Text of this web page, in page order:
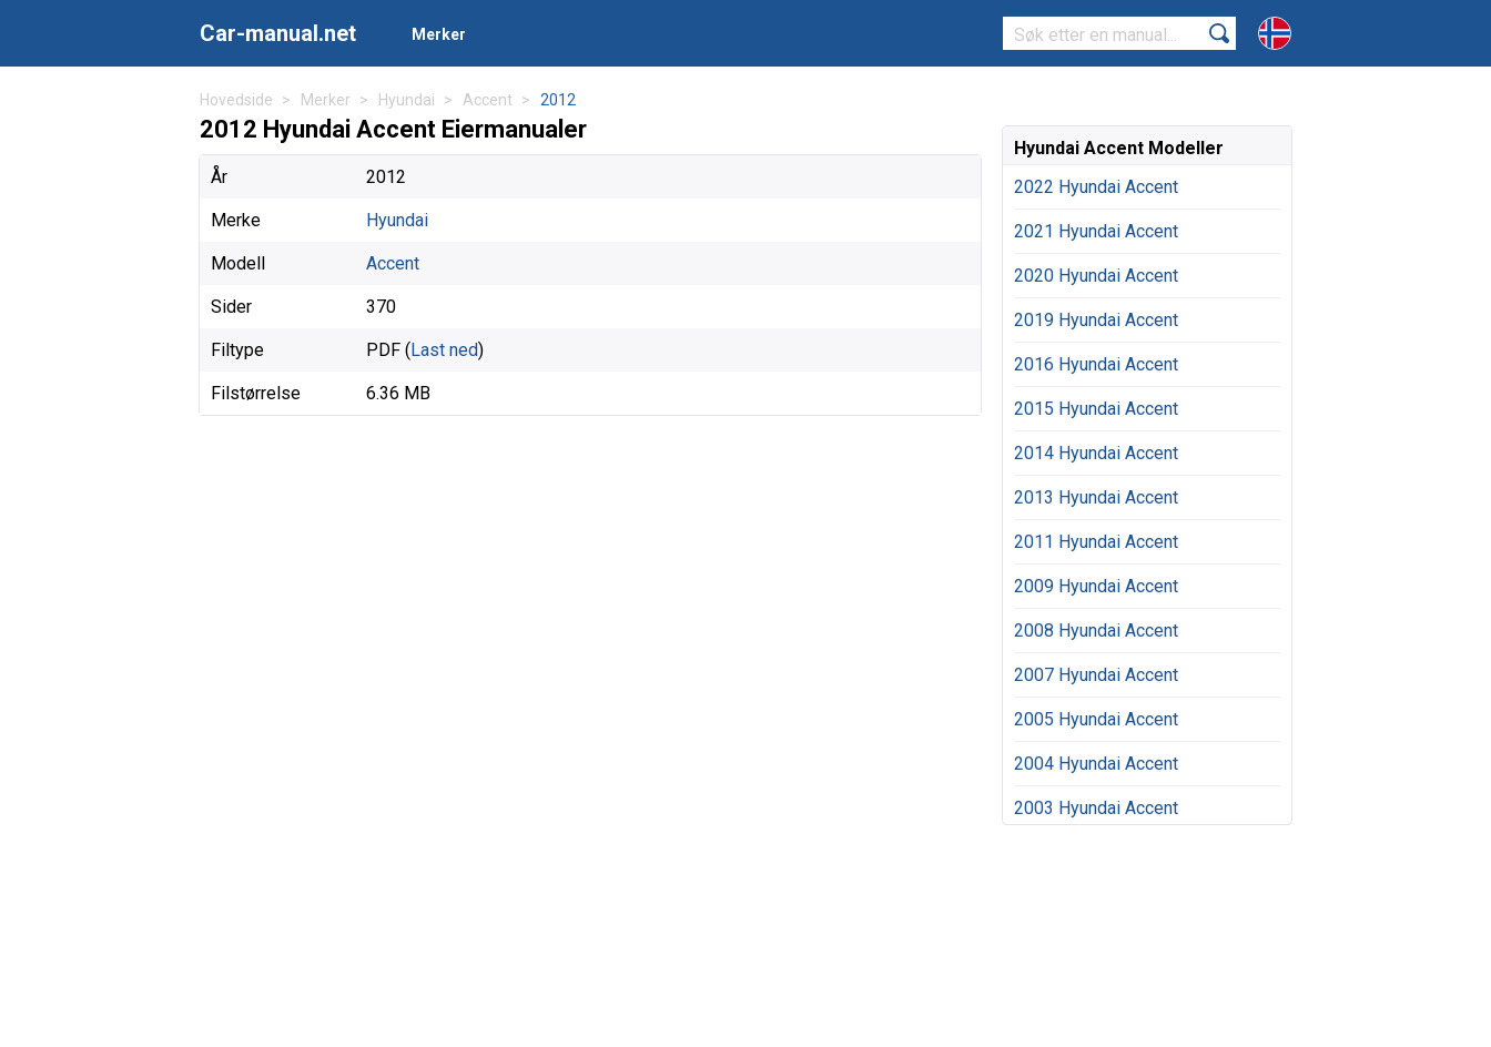
Car-manual.net Merker
Hovedside Merker Hyundai Accent 2012
2012 Hyundai Accent Eiermanualer
År 2012
Merke Hyundai
Modell Accent
Sider 370
Filtype PDF (Last ned)
Filstørrelse 6.36 MB
Hyundai Accent Modeller
2022 Hyundai Accent
2021 Hyundai Accent
2020 Hyundai Accent
2019 Hyundai Accent
2016 Hyundai Accent
2015 Hyundai Accent
2014 Hyundai Accent
2013 Hyundai Accent
2011 Hyundai Accent
2009 Hyundai Accent
2008 Hyundai Accent
2007 Hyundai Accent
2005 Hyundai Accent
2004 Hyundai Accent
2003 Hyundai Accent